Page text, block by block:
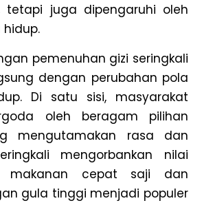
tetapi juga dipengaruhi oleh
pemenuhan gizi seringkali
dengan perubahan pola
Di satu sisi, masyarakat
oleh beragam pilihan
mengutamakan rasa dan
mengorbankan nilai
makanan cepat saji dan
gula tinggi menjadi populer